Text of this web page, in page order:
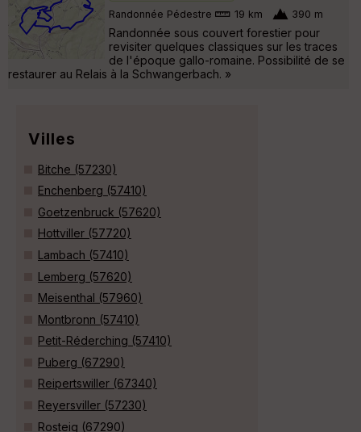
Randonnée Pédestre 19 km 390 m
Randonnée sous couvert forestier pour
revisiter quelques classiques sur les traces
de l'époque gallo-romaine. Possibilité de se
restaurer au Relais à la Schwangerbach. »
Villes
Bitche (57230)
Enchenberg (57410)
Goetzenbruck (57620)
Hottviller (57720)
Lambach (57410)
Lemberg (57620)
Meisenthal (57960)
Montbronn (57410)
Petit-Réderching (57410)
Puberg (67290)
Reipertswiller (67340)
Reyersviller (57230)
Rosteig (67290)